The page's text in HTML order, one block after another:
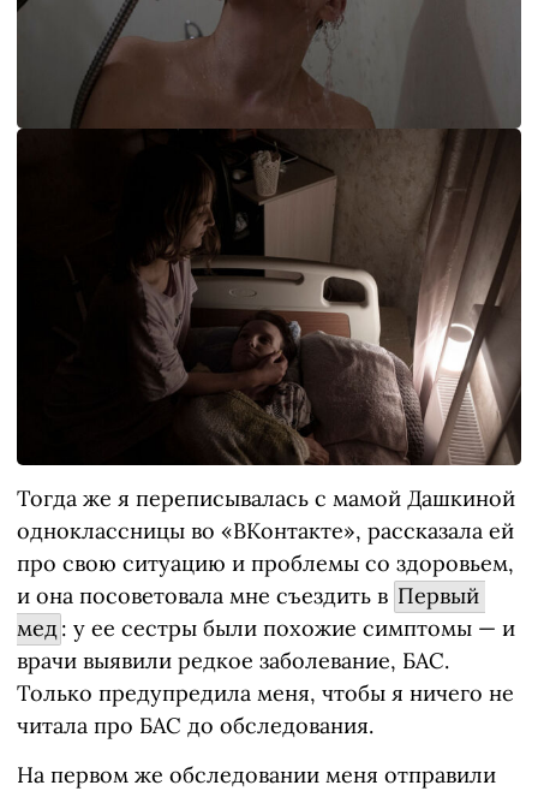
Тогда же я переписывалась с мамой Дашкиной
одноклассницы во «ВКонтакте», рассказала ей
про свою ситуацию и проблемы со здоровьем,
и она посоветовала мне съездить в Первый
мед: у ее сестры были похожие симптомы — и
врачи выявили редкое заболевание, БАС.
Только предупредила меня, чтобы я ничего не
читала про БАС до обследования.
На первом же обследовании меня отправили